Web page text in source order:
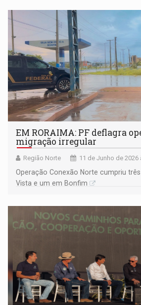
EM RORAIMA: PF deflagra
migração irregular
Região Norte 11 de Junho de 2026
Operação Conexão Norte cumpriu
Vista e um em Bonfim